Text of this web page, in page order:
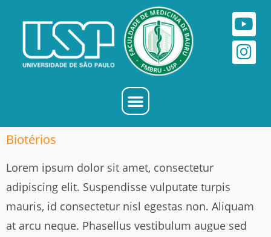
Biotérios
Lorem ipsum dolor sit amet, consectetur
adipiscing elit. Suspendisse vulputate turpis
mauris, id consectetur nisl egestas non. Aliquam
at arcu neque. Phasellus vestibulum augue sed